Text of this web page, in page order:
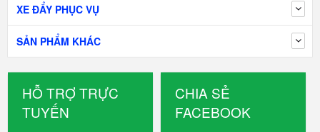
XE ĐẨY PHỤC VỤ
SẢN PHẨM KHÁC
HỖ TRỢ TRỰC
TUYẾN
CHIA SẺ
FACEBOOK